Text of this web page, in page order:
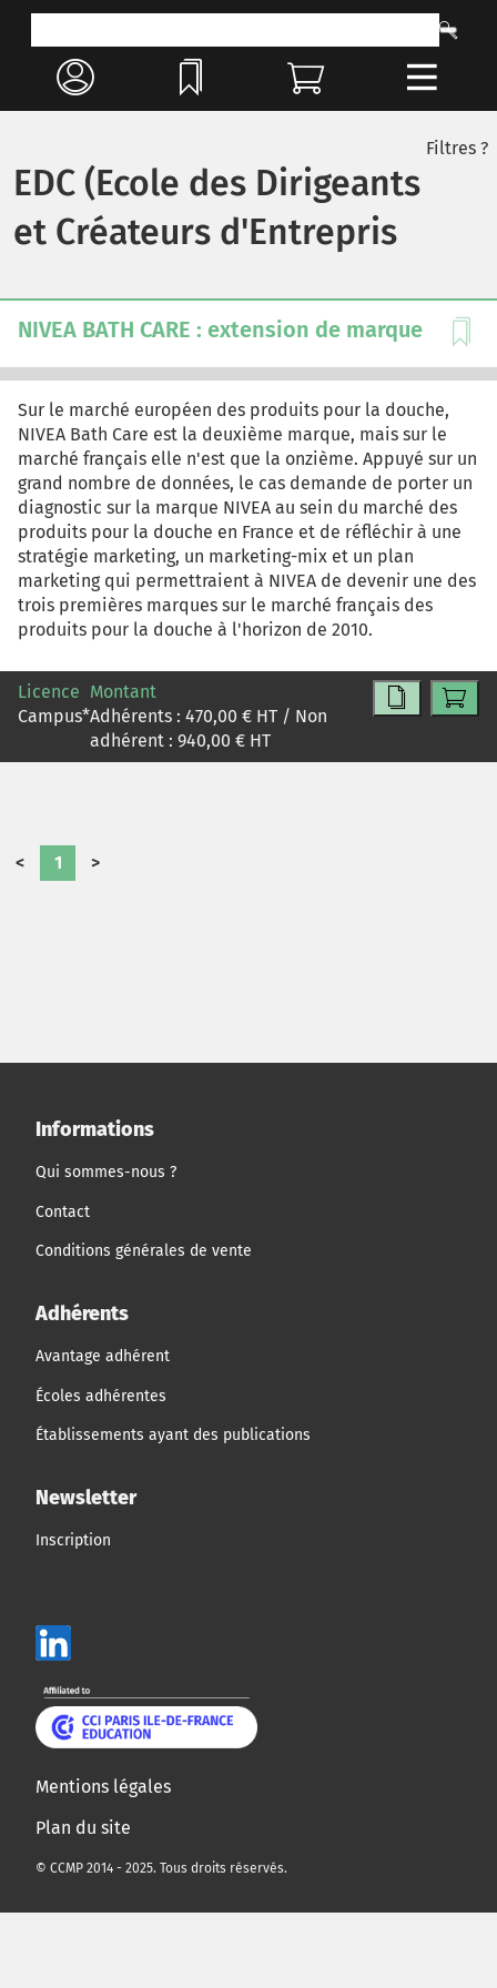
EDC (Ecole des Dirigeants
et Créateurs d'Entrepris
Filtres ?
NIVEA BATH CARE : extension de marque
Sur le marché européen des produits pour la douche,
NIVEA Bath Care est la deuxième marque, mais sur le
marché français elle n'est que la onzième. Appuyé sur un
grand nombre de données, le cas demande de porter un
diagnostic sur la marque NIVEA au sein du marché des
produits pour la douche en France et de réfléchir à une
stratégie marketing, un marketing-mix et un plan
marketing qui permettraient à NIVEA de devenir une des
trois premières marques sur le marché français des
produits pour la douche à l'horizon de 2010.
Licence
Campus*
Montant
Adhérents : 470,00 € HT / Non
adhérent : 940,00 € HT
< 1 >
Informations
Qui sommes-nous ?
Contact
Conditions générales de vente
Adhérents
Avantage adhérent
Écoles adhérentes
Établissements ayant des publications
Newsletter
Inscription
Mentions légales
Plan du site
© CCMP 2014 - 2025. Tous droits réservés.